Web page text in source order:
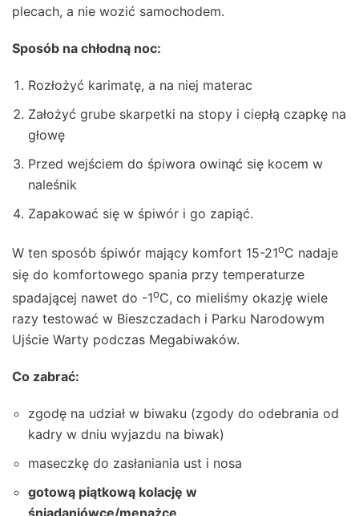
plecach, a nie wozić samochodem.
Sposób na chłodną noc:
Rozłożyć karimatę, a na niej materac
Założyć grube skarpetki na stopy i ciepłą czapkę na
głowę
Przed wejściem do śpiwora owinąć się kocem w
naleśnik
Zapakować się w śpiwór i go zapiąć.
W ten sposób śpiwór mający komfort 15-21oC nadaje
się do komfortowego spania przy temperaturze
spadającej nawet do -1oC, co mieliśmy okazję wiele
razy testować w Bieszczadach i Parku Narodowym
Ujście Warty podczas Megabiwaków.
Co zabrać:
zgodę na udział w biwaku (zgody do odebrania od
kadry w dniu wyjazdu na biwak)
maseczkę do zasłaniania ust i nosa
gotową piątkową kolację w
śniadaniówce/menażce